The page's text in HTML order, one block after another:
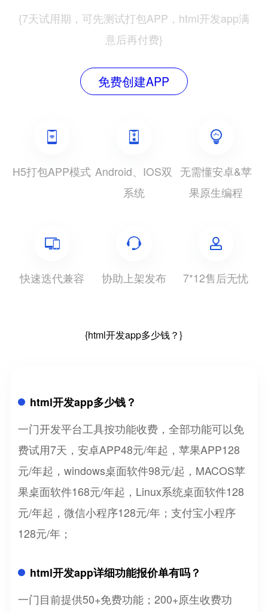
{7天试用期，可先测试打包APP，html开发app满
意后再付费}
免费创建APP
H5打包APP模式 Android、IOS双
系统
无需懂安卓&苹
果原生编程
快速迭代兼容 协助上架发布 7*12售后无忧
{html开发app多少钱？}
html开发app多少钱？
一门开发平台工具按功能收费，全部功能可以免
费试用7天，安卓APP48元/年起，苹果APP128
元/年起，windows桌面软件98元/起，MACOS苹
果桌面软件168元/年起，Linux系统桌面软件128
元/年起，微信小程序128元/年；支付宝小程序
128元/年；
html开发app详细功能报价单有吗？
一门目前提供50+免费功能；200+原生收费功